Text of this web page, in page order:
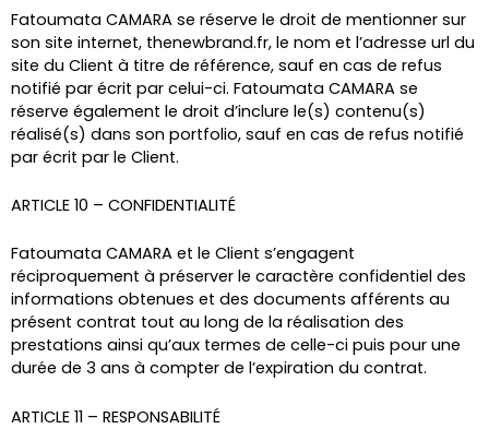
Fatoumata CAMARA se réserve le droit de mentionner sur
son site internet, thenewbrand.fr, le nom et l’adresse url du
site du Client à titre de référence, sauf en cas de refus
notifié par écrit par celui-ci. Fatoumata CAMARA se
réserve également le droit d’inclure le(s) contenu(s)
réalisé(s) dans son portfolio, sauf en cas de refus notifié
par écrit par le Client.
ARTICLE 10 – CONFIDENTIALITÉ
Fatoumata CAMARA et le Client s’engagent
réciproquement à préserver le caractère confidentiel des
informations obtenues et des documents afférents au
présent contrat tout au long de la réalisation des
prestations ainsi qu’aux termes de celle-ci puis pour une
durée de 3 ans à compter de l’expiration du contrat.
ARTICLE 11 – RESPONSABILITÉ